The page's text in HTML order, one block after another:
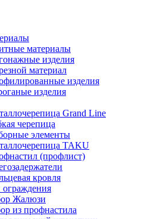
материалы
изделия
материал
изделия
изделия
Grand Line
черепица
элементы
TAKU
(профлист)
кровля
Жалюзи
из профнастила